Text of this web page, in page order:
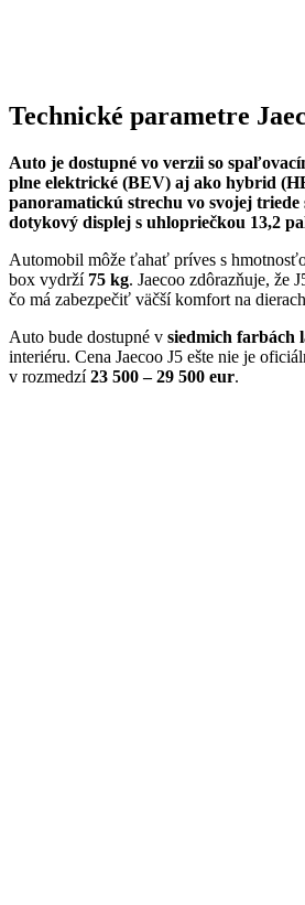
Technické parametre
Auto je dostupné vo verzii so
plne elektrické (BEV) aj ako hybrid
panoramatickú strechu vo svojej triede
dotykový displej s uhlopriečkou 13,2
Automobil môže ťahať príves s
box vydrží 75 kg. Jaecoo zdôrazňuje, že
čo má zabezpečiť väčší komfort na
Auto bude dostupné v siedmich farbách
interiéru. Cena Jaecoo J5 ešte nie je
v rozmedzí23 500 – 29 500 eur.